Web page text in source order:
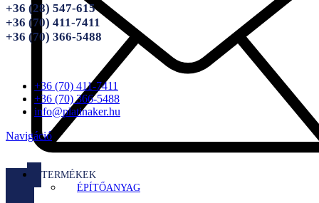
+36 (28) 547-615
+36 (70) 411-7411
+36 (70) 366-5488
+36 (70) 411-7411
+36 (70) 366-5488
info@platinaker.hu
Navigáció
TERMÉKEK
ÉPÍTŐANYAG